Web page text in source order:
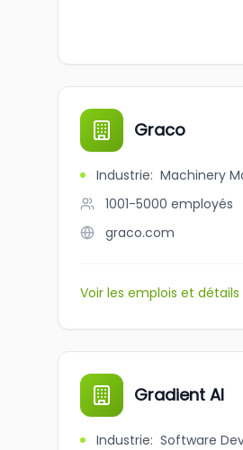
Graco
Industrie: Machinery
1001-5000 employés
graco.com
Voir les emplois et détails
Gradient AI
Industrie: Software